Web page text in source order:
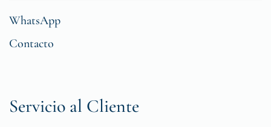
WhatsApp
Contacto
Servicio al Cliente